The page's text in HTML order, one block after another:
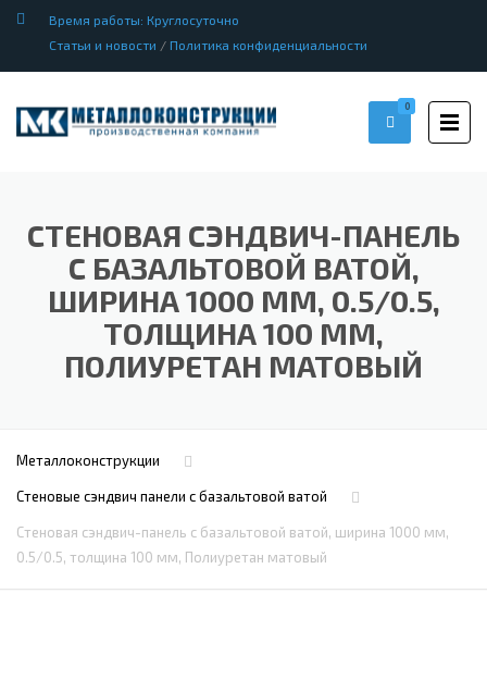
Время работы: Круглосуточно
Статьи и новости / Политика конфиденциальности
0
СТЕНОВАЯ СЭНДВИЧ-ПАНЕЛЬ
С БАЗАЛЬТОВОЙ ВАТОЙ,
ШИРИНА 1000 ММ, 0.5/0.5,
ТОЛЩИНА 100 ММ,
ПОЛИУРЕТАН МАТОВЫЙ
Металлоконструкции
Стеновые сэндвич панели с базальтовой ватой
Стеновая сэндвич-панель с базальтовой ватой, ширина 1000 мм,
0.5/0.5, толщина 100 мм, Полиуретан матовый